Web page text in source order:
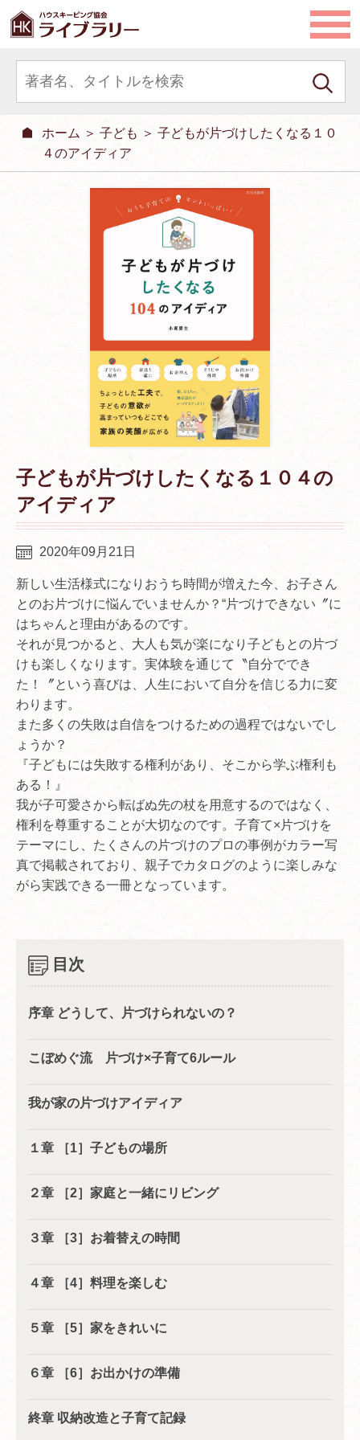
ホーム ＞ 子ども ＞ 子どもが片づけしたくなる１０
４のアイディア
子どもが片づけしたくなる１０４の
アイディア
2020年09月21日
新しい生活様式になりおうち時間が増えた今、お子さん
とのお片づけに悩んでいませんか？“片づけできない〞に
はちゃんと理由があるのです。
それが見つかると、大人も気が楽になり子どもとの片づ
けも楽しくなります。実体験を通じて〝自分ででき
た！〞という喜びは、人生において自分を信じる力に変
わります。
また多くの失敗は自信をつけるための過程ではないでし
ょうか？
『子どもには失敗する権利があり、そこから学ぶ権利も
ある！』
我が子可愛さから転ばぬ先の杖を用意するのではなく、
権利を尊重することが大切なのです。子育て×片づけを
テーマにし、たくさんの片づけのプロの事例がカラー写
真で掲載されており、親子でカタログのように楽しみな
がら実践できる一冊となっています。
目次
序章 どうして、片づけられないの？
こぼめぐ流 片づけ×子育て6ルール
我が家の片づけアイディア
１章 ［1］子どもの場所
２章 ［2］家庭と一緒にリビング
３章 ［3］お着替えの時間
４章 ［4］料理を楽しむ
５章 ［5］家をきれいに
６章 ［6］お出かけの準備
終章 収納改造と子育て記録